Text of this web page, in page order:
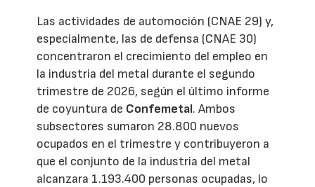
Las actividades de automoción (CNAE 29) y,
especialmente, las de defensa (CNAE 30)
concentraron el crecimiento del empleo en
la industria del metal durante el segundo
trimestre de 2026, según el último informe
de coyuntura de Confemetal. Ambos
subsectores sumaron 28.800 nuevos
ocupados en el trimestre y contribuyeron a
que el conjunto de la industria del metal
alcanzara 1.193.400 personas ocupadas, lo